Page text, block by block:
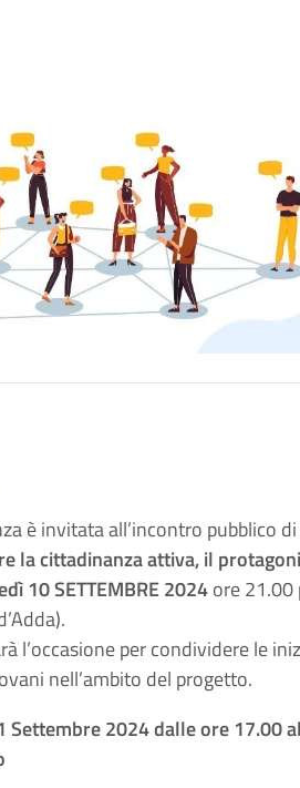
è invitata all’incontro pubblico
la cittadinanza attiva, il
10 SETTEMBRE 2024ore 21.00
l’occasione per condividere le
nell’ambito del progetto.
Settembre 2024 dalle ore 17.00